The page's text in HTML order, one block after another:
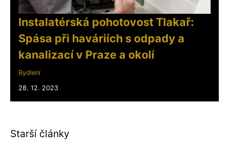
Instalatérská pohotovost Tlakař:
Spása při haváriích s odpady a
kanalizací v Praze a okolí
Bydlení
28. 12. 2023
Starší články